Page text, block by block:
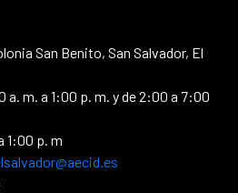
San Benito, San Salvador, El
a. m. a 1:00 p. m. y de 2:00 a 7:00
1:00 p. m